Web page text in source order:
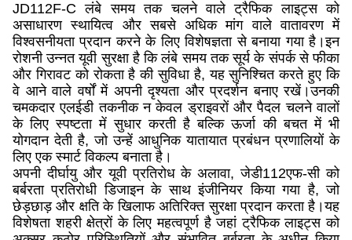
JD112F-C लंबे समय तक चलने वाले ट्रैफिक लाइट्स को
असाधारण स्थायित्व और सबसे अधिक मांग वाले वातावरण में
विश्वसनीयता प्रदान करने के लिए विशेषज्ञता से बनाया गया है।इन
रोशनी उन्नत यूवी सुरक्षा है कि लंबे समय तक सूर्य के संपर्क से फीका
और गिरावट को रोकता है की सुविधा है, यह सुनिश्चित करते हुए कि
वे आने वाले वर्षों में अपनी दृश्यता और प्रदर्शन बनाए रखें।उनकी
चमकदार एलईडी तकनीक न केवल ड्राइवरों और पैदल चलने वालों
के लिए स्पष्टता में सुधार करती है बल्कि ऊर्जा की बचत में भी
योगदान देती है, जो उन्हें आधुनिक यातायात प्रबंधन प्रणालियों के
लिए एक स्मार्ट विकल्प बनाता है।
अपनी दीर्घायु और यूवी प्रतिरोध के अलावा, जेडी112एफ-सी को
बर्बरता प्रतिरोधी डिजाइन के साथ इंजीनियर किया गया है, जो
छेड़छाड़ और क्षति के खिलाफ अतिरिक्त सुरक्षा प्रदान करता है।यह
विशेषता शहरी क्षेत्रों के लिए महत्वपूर्ण है जहां ट्रैफिक लाइट्स को